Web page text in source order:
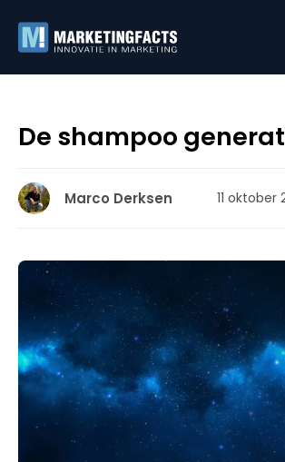
De shampoo
Marco Derksen 11 oktober